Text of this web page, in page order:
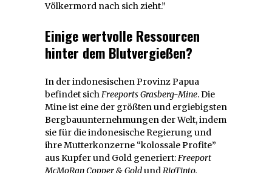
Völkermord nach sich zieht.”
Einige wertvolle Ressourcen
hinter dem Blutvergießen?
In der indonesischen Provinz Papua
befindet sichFreeports Grasberg-Mine. Die
Mine ist eine der größten und ergiebigsten
Bergbauunternehmungen der Welt, indem
sie für die indonesische Regierung und
ihre Mutterkonzerne “kolossale Profite”
aus Kupfer und Gold generiert:Freeport
McMoRan Copper & GoldundRioTinto.